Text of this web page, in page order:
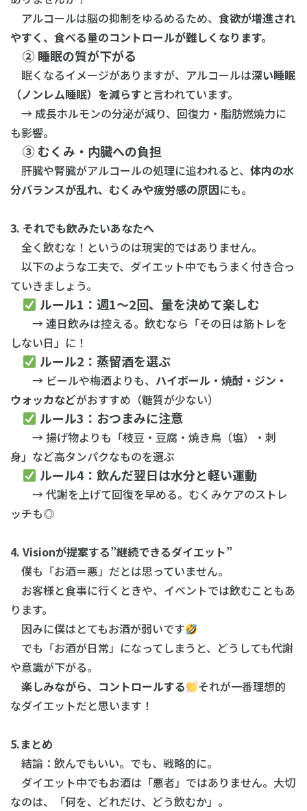
アルコールは脳の抑制をゆるめるため、 食欲が増進され
やすく、食べる量のコントロールが難しくなります。
② 睡眠の質が下がる
眠くなるイメージがありますが、アルコールは深い睡眠
（ノンレム睡眠）を減らすと言われています。
→ 成長ホルモンの分泌が減り、回復力・脂肪燃焼力に
も影響。
③ むくみ・内臓への負担
肝臓や腎臓がアルコールの処理に追われると、 体内の水
分バランスが乱れ、むくみや疲労感の原因にも。
3. それでも飲みたいあなたへ
全く飲むな！というのは現実的ではありません。
以下のような工夫で、ダイエット中でもうまく付き合っ
ていきましょう。
ルール1：週1〜2回、量を決めて楽しむ
→ 連日飲みは控える。飲むなら「その日は筋トレを
しない日」に！
ルール2：蒸留酒を選ぶ
→ ビールや梅酒よりも、 ハイボール・焼酎・ジン・
ウォッカなどがおすすめ（糖質が少ない）
ルール3：おつまみに注意
→ 揚げ物よりも「枝豆・豆腐・焼き鳥（塩）・刺
身」など高タンパクなものを選ぶ
ルール4：飲んだ翌日は水分と軽い運動
→ 代謝を上げて回復を早める。むくみケアのストレ
ッチも◎
4. Visionが提案する”継続できるダイエット”
僕も「お酒＝悪」だとは思っていません。
お客様と食事に行くときや、イベントでは飲むこともあ
ります。
因みに僕はとてもお酒が弱いです
でも「お酒が日常」になってしまうと、どうしても代謝
や意識が下がる。
楽しみながら、コントロールする
それが一番理想的
なダイエットだと思います！
5.まとめ
結論：飲んでもいい。でも、戦略的に。
ダイエット中でもお酒は「悪者」ではありません。大切
なのは、「何を、どれだけ、どう飲むか」。